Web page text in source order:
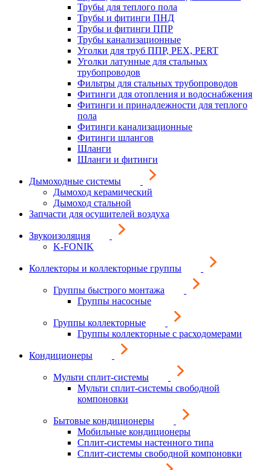
Трубы для теплого пола
Трубы и фитинги ПНД
Трубы и фитинги ППР
Трубы канализационные
Уголки для труб ППР, PEX, PERT
Уголки латунные для стальных
трубопроводов
Фильтры для стальных трубопроводов
Фитинги для отопления и водоснабжения
Фитинги и принадлежности для теплого
пола
Фитинги канализационные
Фитинги шлангов
Шланги
Шланги и фитинги
Дымоходные системы
Дымоход керамический
Дымоход стальной
Запчасти для осушителей воздуха
Звукоизоляция
K-FONIK
Коллекторы и коллекторные группы
Группы быстрого монтажа
Группы насосные
Группы коллекторные
Группы коллекторные с расходомерами
Кондиционеры
Мульти сплит-системы
Мульти сплит-системы свободной
компоновки
Бытовые кондиционеры
Мобильные кондиционеры
Сплит-системы настенного типа
Сплит-системы свободной компоновки